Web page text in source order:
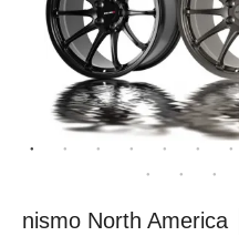
nismo North America